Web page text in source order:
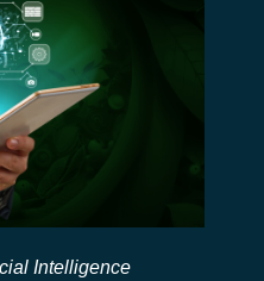
Intelligence